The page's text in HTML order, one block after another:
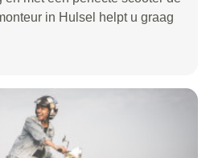
in Hulsel helpt u graag